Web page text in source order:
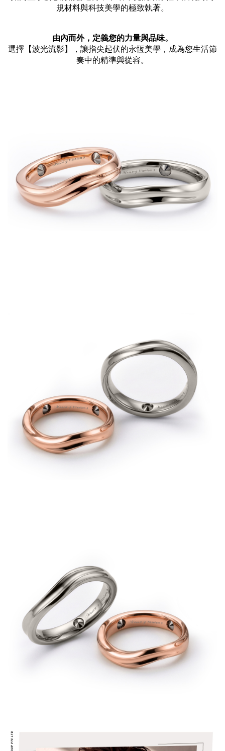
規材料與科技美學的極致執著。
由內而外，定義您的力量與品味。
選擇【波光流影】，讓指尖起伏的永恆美學，成為您生活節
奏中的精準與從容。